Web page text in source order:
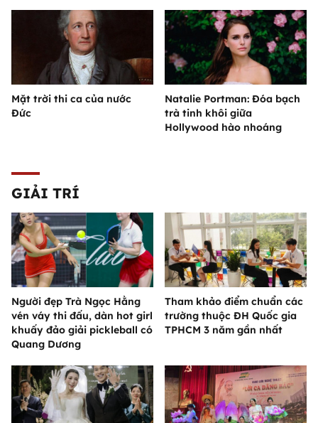
Mặt trời thi ca của nước
Đức
Natalie Portman: Đóa bạch
trà tinh khôi giữa
Hollywood hào nhoáng
GIẢI TRÍ
Người đẹp Trà Ngọc Hằng
vén váy thi đấu, dàn hot girl
khuấy đảo giải pickleball có
Quang Dương
Tham khảo điểm chuẩn các
trường thuộc ĐH Quốc gia
TPHCM 3 năm gần nhất